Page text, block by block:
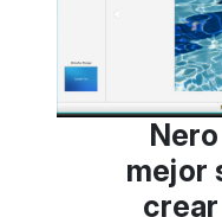
mejor